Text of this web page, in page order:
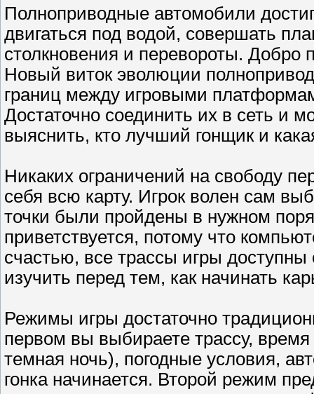
Полноприводные автомобили
двигаться под водой, совершать
столкновения и перевороты.
Новый виток эволюции
границ между игровыми
Достаточно соединить их в сеть и
выяснить, кто лучший гонщик и
Никаких ограничений на свободу
себя всю карту. Игрок волен сам
точки были пройдены в нужном
приветствуется, потому что
счастью, все трассы игры
изучить перед тем, как начинать
Режимы игры достаточно
первом вы выбираете трассу,
темная ночь), погодные условия,
гонка начинается. Второй режим